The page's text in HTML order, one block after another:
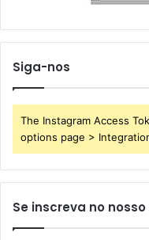
Siga-nos
The Instagram Access
options page >
Se inscreva no